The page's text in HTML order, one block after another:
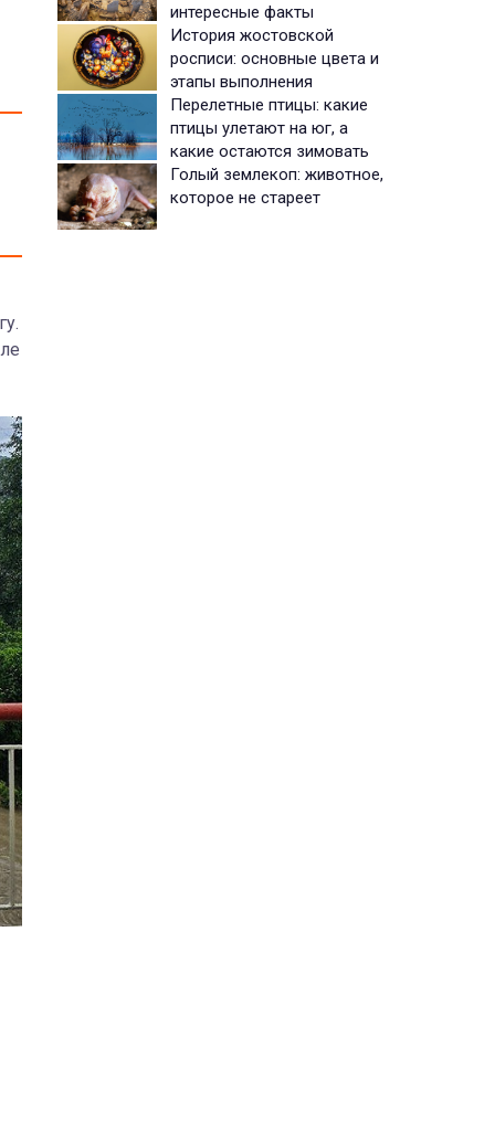
интересные факты
История жостовской
росписи: основные цвета и
этапы выполнения
Перелетные птицы: какие
птицы улетают на юг, а
какие остаются зимовать
Голый землекоп: животное,
которое не стареет